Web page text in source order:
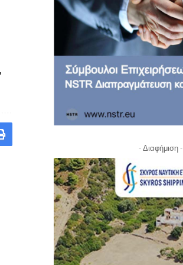
- Διαφήμιση -